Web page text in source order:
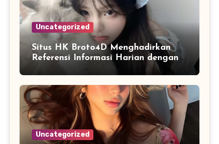
Uncategorized
Situs HK Broto4D Menghadirkan
Referensi Informasi Harian dengan
Navigasi yang Lebih Nyaman
Uncategorized